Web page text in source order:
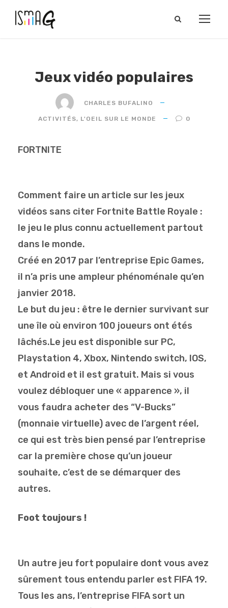
Jeux vidéo populaires
CHARLES BUFALINO
ACTIVITÉS, L'OEIL SUR LE MONDE 0
FORTNITE
Comment faire un article sur les jeux
vidéos sans citer Fortnite Battle Royale :
le jeu le plus connu actuellement partout
dans le monde.
Créé en 2017 par l’entreprise Epic Games,
il n’a pris une ampleur phénoménale qu’en
janvier 2018.
Le but du jeu : être le dernier survivant sur
une île où environ 100 joueurs ont étés
lâchés.Le jeu est disponible sur PC,
Playstation 4, Xbox, Nintendo switch, IOS,
et Android et il est gratuit. Mais si vous
voulez débloquer une « apparence », il
vous faudra acheter des “V-Bucks”
(monnaie virtuelle) avec de l’argent réel,
ce qui est très bien pensé par l’entreprise
car la première chose qu’un joueur
souhaite, c’est de se démarquer des
autres.
Foot toujours !
Un autre jeu fort populaire dont vous avez
sûrement tous entendu parler est FIFA 19.
Tous les ans, l’entreprise FIFA sort un